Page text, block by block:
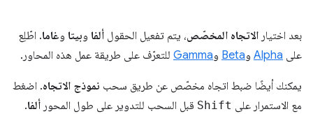
بعد اختيار الاتجاه المخصّص، يتم تفعيل الحقول ألفا وبيتا وغاما. اطّلِع
على Alpha وBeta وGamma للتعرّف على طريقة عمل هذه المحاور.
يمكنك أيضًا ضبط اتجاه مخصّص عن طريق سحب نموذج الاتجاه. اضغط
مع الاستمرار على Shift قبل السحب للتدوير على طول المحور ألفا.